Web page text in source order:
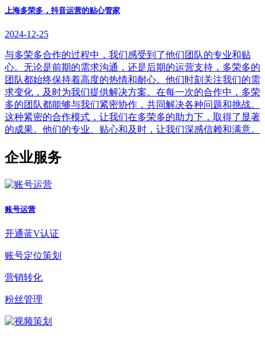
上海多荣多，抖音运营的贴心管家
2024-12-25
与多荣多合作的过程中，我们感受到了他们团队的专业和贴
心。无论是前期的需求沟通，还是后期的运营支持，多荣多的
团队都始终保持着高度的热情和耐心。他们时刻关注我们的需
求变化，及时为我们提供解决方案。在每一次的合作中，多荣
多的团队都能够与我们紧密协作，共同解决各种问题和挑战。
这种紧密的合作模式，让我们在多荣多的助力下，取得了显著
的成果。他们的专业、贴心和及时，让我们深感信赖和满意。
企业服务
账号运营
开通蓝V认证
账号定位策划
营销转化
粉丝管理